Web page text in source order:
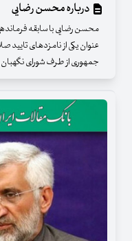
درباره محسن رضایی
محسن رضایی با سابقه
جمهوری از طرف شورای